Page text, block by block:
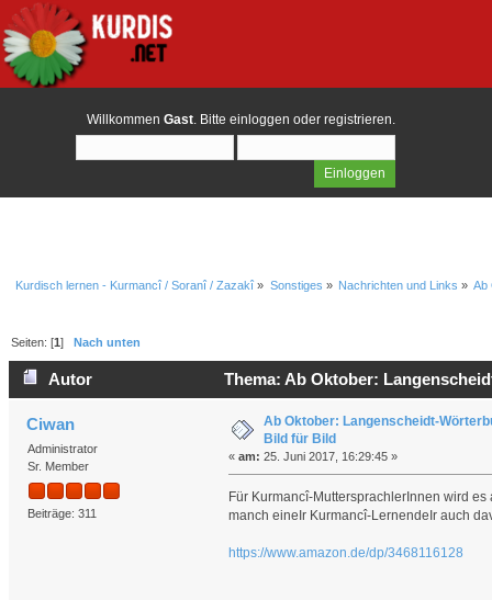
Willkommen Gast. Bitte einloggen oder registrieren.
Kurdisch lernen - Kurmancî / Soranî / Zazakî » Sonstiges » Nachrichten und Links » Ab
Seiten: [1]Nach unten
Autor Thema: Ab Oktober:
Ciwan
Administrator
Sr. Member
Beiträge: 311
Ab Oktober: Langenscheidt-
Bild für Bild
« am: 25. Juni 2017, 16:29:45 »
Für Kurmancî-MuttersprachlerInnen wird
manch eineIr Kurmancî-LernendeIr auch
https://www.amazon.de/dp/3468116128